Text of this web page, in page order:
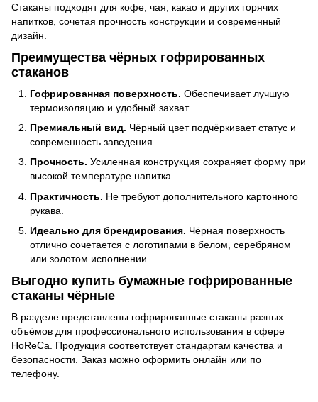
Стаканы подходят для кофе, чая, какао и других горячих
напитков, сочетая прочность конструкции и современный
дизайн.
Преимущества чёрных гофрированных
стаканов
Гофрированная поверхность. Обеспечивает лучшую
термоизоляцию и удобный захват.
Премиальный вид. Чёрный цвет подчёркивает статус и
современность заведения.
Прочность. Усиленная конструкция сохраняет форму при
высокой температуре напитка.
Практичность. Не требуют дополнительного картонного
рукава.
Идеально для брендирования. Чёрная поверхность
отлично сочетается с логотипами в белом, серебряном
или золотом исполнении.
Выгодно купить бумажные гофрированные
стаканы чёрные
В разделе представлены гофрированные стаканы разных
объёмов для профессионального использования в сфере
HoReCa. Продукция соответствует стандартам качества и
безопасности. Заказ можно оформить онлайн или по
телефону.